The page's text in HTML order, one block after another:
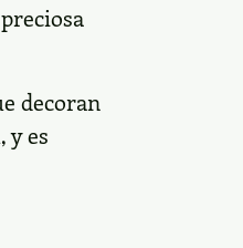
decoran
y es